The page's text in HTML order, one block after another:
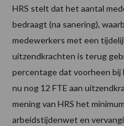
HRS stelt dat het aantal
bedraagt (na sanering),
medewerkers met een
uitzendkrachten is terug
percentage dat voorheen bij
nu nog 12 FTE aan
mening van HRS het
arbeidstijdenwet en